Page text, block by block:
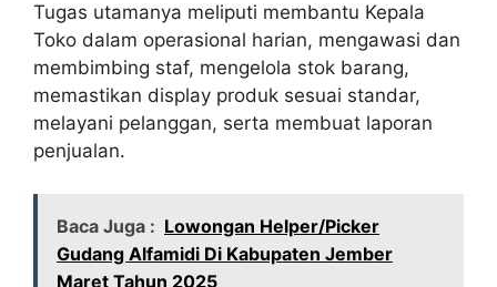
Tugas utamanya meliputi membantu Kepala
Toko dalam operasional harian, mengawasi dan
membimbing staf, mengelola stok barang,
memastikan display produk sesuai standar,
melayani pelanggan, serta membuat laporan
penjualan.
Baca Juga : Lowongan Helper/Picker
Gudang Alfamidi Di Kabupaten Jember
Maret Tahun 2025